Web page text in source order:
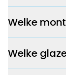
Welke
Welke